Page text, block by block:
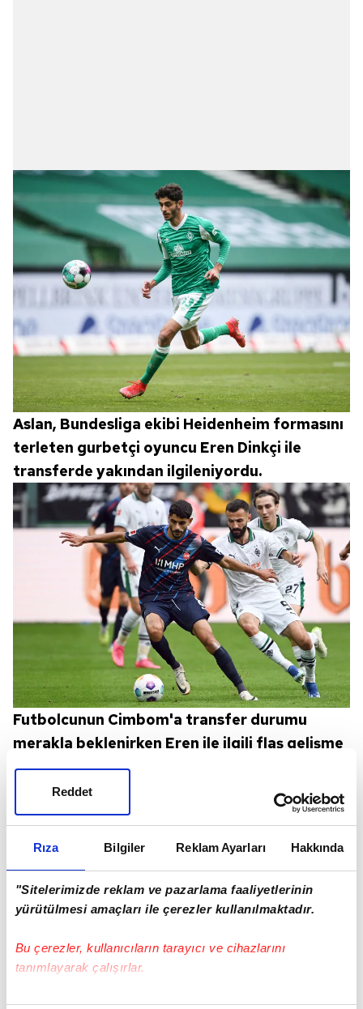
Rıza Bilgiler Reklam Ayarları Hakkında
"Sitelerimizde reklam ve pazarlama faaliyetlerinin
yürütülmesi amaçları ile çerezler kullanılmaktadır.
Bu çerezler, kullanıcıların tarayıcı ve cihazlarını
tanımlayarak çalışırlar.
Bu çerezlere izin vermeniz halinde sizlere özel
Reddet
Aslan, Bundesliga ekibi Heidenheim formasını
terleten gurbetçi oyuncu Eren Dinkçi ile
transferde yakından ilgileniyordu.
Futbolcunun Cimbom'a transfer durumu
merakla beklenirken Eren ile ilgili flaş gelişme
yaşandı. Sporx'in Alman basınından Bild'den
derlediği habere göre Freiburg, bonservisi
Werder Bremen'de olan futbolcunun